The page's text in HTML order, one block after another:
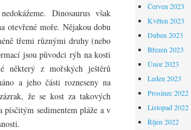
Dinosaurus však
otevřené moře. Nějakou dobu
třemi různými druhy (nebo
jsou původci rýh na kosti
některý z mořských ještěrů
a jeho části rozneseny na
že se kost za takových
sedimentem pláže a v
Červen 2023
Květen 2023
Duben 2023
Březen 2023
Únor 2023
Leden 2023
Prosinec 2022
Listopad 2022
Říjen 2022